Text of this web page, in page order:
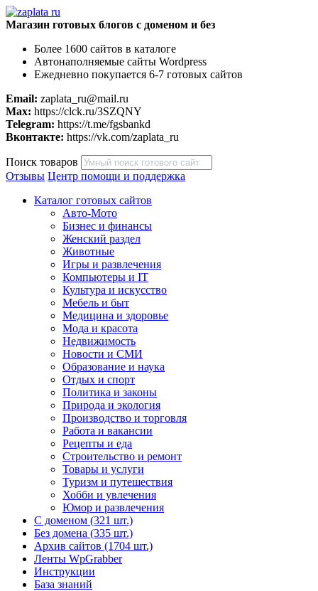
Магазин готовых блогов с доменом и без
Более 1600 сайтов в каталоге
Автонаполняемые сайты Wordpress
Ежедневно покупается 6-7 готовых сайтов
Email: zaplata_ru@mail.ru
Max: https://clck.ru/3SZQNY
Telegram: https://t.me/fgsbankd
Вконтакте: https://vk.com/zaplata_ru
Поиск товаров
Отзывы Центр помощи и поддержка
Каталог готовых сайтов
Авто-Мото
Бизнес и финансы
Женский раздел
Животные
Игры и развлечения
Компьютеры и IT
Культура и искусство
Мебель и быт
Медицина и здоровье
Мода и красота
Недвижимость
Новости и СМИ
Образование и наука
Отдых и спорт
Политика и законы
Природа и экология
Производство и торговля
Работа и вакансии
Рецепты и еда
Строительство и ремонт
Товары и услуги
Туризм и путешествия
Хобби и увлечения
Юмор и развлечения
С доменом (321 шт.)
Без домена (335 шт.)
Архив сайтов (1704 шт.)
Ленты WpGrabber
Инструкции
База знаний